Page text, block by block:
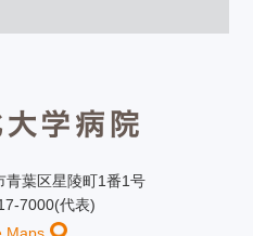
青葉区星陵町1番1号
7000(代表)